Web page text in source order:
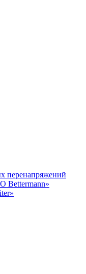
перенапряжений
Bettermann»